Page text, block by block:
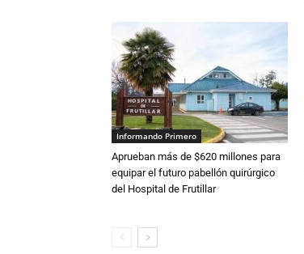
Informando Primero
Aprueban más de $620 millones para
equipar el futuro pabellón quirúrgico
del Hospital de Frutillar